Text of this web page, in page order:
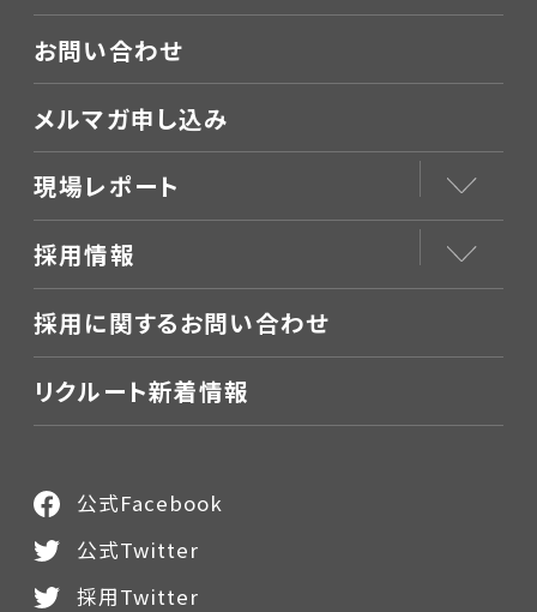
お問い合わせ
メルマガ申し込み
現場レポート
採用情報
採用に関するお問い合わせ
リクルート新着情報
公式Facebook
公式Twitter
採用Twitter